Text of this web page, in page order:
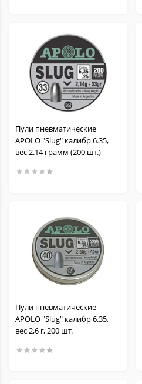
Пули пневматические
APOLO "Slug" калибр 6.35,
вес 2.14 грамм (200 шт.)
Пули пневматические
APOLO "Slug" калибр 6.35,
вес 2,6 г, 200 шт.